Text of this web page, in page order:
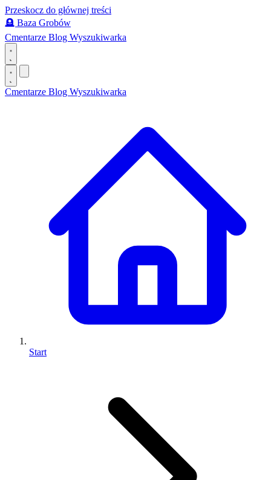
Przeskocz do głównej treści
🪦 Baza Grobów
Cmentarze Blog Wyszukiwarka
Cmentarze Blog Wyszukiwarka
Start